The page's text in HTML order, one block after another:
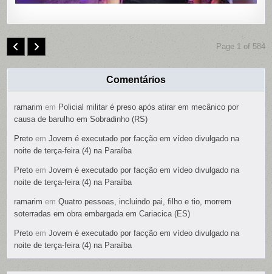
Page 1 of 584
Comentários
ramarim em Policial militar é preso após atirar em mecânico por
causa de barulho em Sobradinho (RS)
Preto emJovem é executado por facção em vídeo divulgado na
noite de terça-feira (4) na Paraíba
Preto emJovem é executado por facção em vídeo divulgado na
noite de terça-feira (4) na Paraíba
ramarim emQuatro pessoas, incluindo pai, filho e tio, morrem
soterradas em obra embargada em Cariacica (ES)
Preto emJovem é executado por facção em vídeo divulgado na
noite de terça-feira (4) na Paraíba